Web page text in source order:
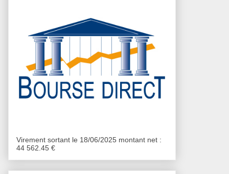
Virement sortant le 18/06/2025 montant net :
44 562.45 €